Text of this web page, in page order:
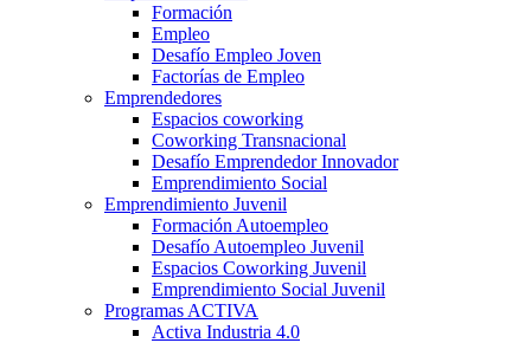
Formación
Empleo
Desafío Empleo Joven
Factorías de Empleo
Emprendedores
Espacios coworking
Coworking Transnacional
Desafío Emprendedor Innovador
Emprendimiento Social
Emprendimiento Juvenil
Formación Autoempleo
Desafío Autoempleo Juvenil
Espacios Coworking Juvenil
Emprendimiento Social Juvenil
Programas ACTIVA
Activa Industria 4.0